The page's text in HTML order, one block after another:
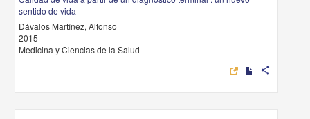
sentido de vida
Dávalos Martínez, Alfonso
2015
Medicina y Ciencias de la Salud
share